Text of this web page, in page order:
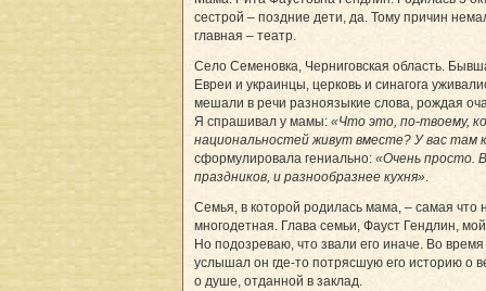
сестрой – поздние дети, да. Тому причин
главная – театр.
Село Семеновка, Черниговская область.
Евреи и украинцы, церковь и синагога
мешали в речи разноязыкие слова, рождая
Я спрашивал у мамы: «Что это, по-твоему,
национальностей живут вместе? У вас там
сформулировала гениально: «Очень просто.
праздников, и разнообразнее кухня».
Семья, в которой родилась мама, – самая что
многодетная. Глава семьи, Фауст Гендлин,
Но подозреваю, что звали его иначе. Во
услышал он где-то потрясшую его историю о
о душе, отданной в заклад.